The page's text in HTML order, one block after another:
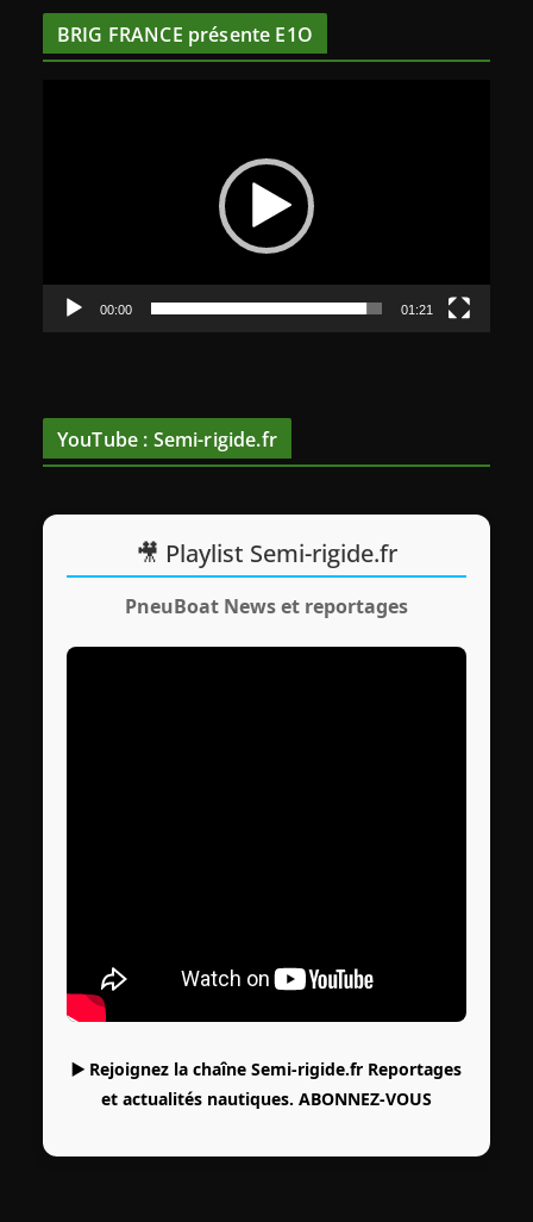
BRIG FRANCE présente E1O
o
00:00 01:21
YouTube : Semi-rigide.fr
🎥 Playlist Semi-rigide.fr
PneuBoat News et reportages
▶️ Rejoignez la chaîne Semi-rigide.fr Reportages
et actualités nautiques. ABONNEZ-VOUS